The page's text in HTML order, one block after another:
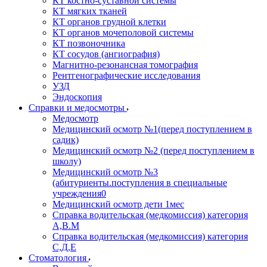
КТ мягких тканей
КТ органов грудной клетки
КТ органов мочеполовой системы
КТ позвоночника
КТ сосудов (ангиография)
Магнитно-резонансная томография
Рентгенографические исследования
УЗД
Эндоскопия
Справки и медосмотры
Медосмотр
Медицинский осмотр №1(перед поступлением в
садик)
Медицинский осмотр №2 (перед поступлением в
школу)
Медицинский осмотр №3
(абитуриенты.поступления в специальные
учреждения0
Медицинский осмотр дети 1мес
Справка водительская (медкомиссия) категория
А,В.М
Справка водительская (медкомиссия) категория
С,Д,Е
Стоматология